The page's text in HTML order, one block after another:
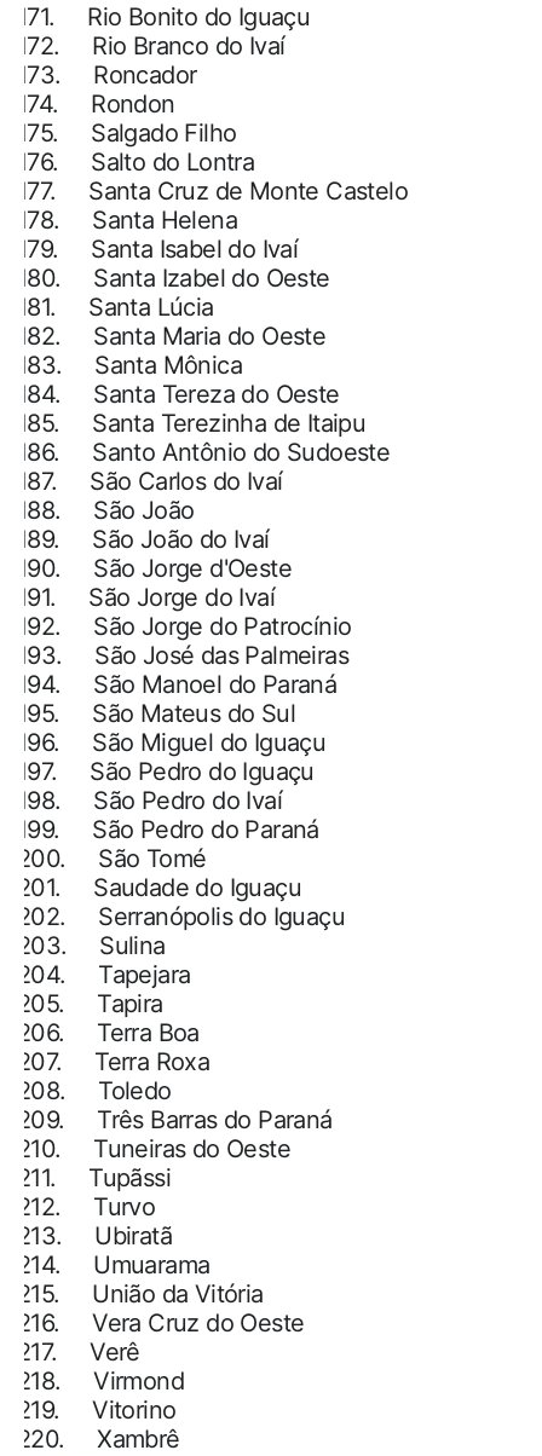
171.
Rio Bonito do Iguaçu
172.
Rio Branco do Ivaí
173.
Roncador
174.
Rondon
175.
Salgado Filho
176.
Salto do Lontra
177.
Santa Cruz de Monte Castelo
178.
Santa Helena
179.
Santa Isabel do Ivaí
180.
Santa Izabel do Oeste
181.
Santa Lúcia
182.
Santa Maria do Oeste
183.
Santa Mônica
184.
Santa Tereza do Oeste
185.
Santa Terezinha de Itaipu
186.
Santo Antônio do Sudoeste
187.
São Carlos do Ivaí
188.
São João
189.
São João do Ivaí
190.
São Jorge d'Oeste
191.
São Jorge do Ivaí
192.
São Jorge do Patrocínio
193.
São José das Palmeiras
194.
São Manoel do Paraná
195.
São Mateus do Sul
196.
São Miguel do Iguaçu
197.
São Pedro do Iguaçu
198.
São Pedro do Ivaí
199.
São Pedro do Paraná
200.
São Tomé
201.
Saudade do Iguaçu
202.
Serranópolis do Iguaçu
203.
Sulina
204.
Tapejara
205.
Tapira
206.
Terra Boa
207.
Terra Roxa
208.
Toledo
209.
Três Barras do Paraná
210.
Tuneiras do Oeste
211.
Tupãssi
212.
Turvo
213.
Ubiratã
214.
Umuarama
215.
União da Vitória
216.
Vera Cruz do Oeste
217.
Verê
218.
Virmond
219.
Vitorino
220.
Xambrê